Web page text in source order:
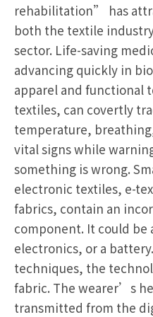
rehabilitation” has
both the textile
sector. Life-saving
advancing quickly in
apparel and functional
textiles, can covertly
temperature,
vital signs while
something is wrong.
electronic textiles, e-
fabrics, contain an
component. It could be
electronics, or a
techniques, the
fabric. The wearer’s
transmitted from the